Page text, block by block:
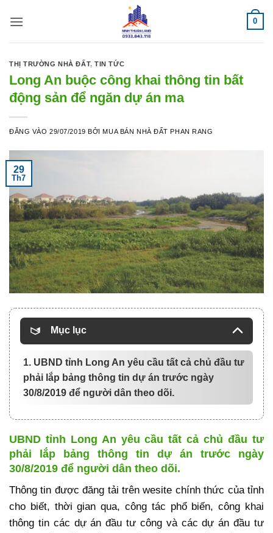
qua
0
THỊ TRƯỜNG NHÀ ĐẤT,TIN TỨC
Long An buộc công khai thông tin bất
động sản để ngăn dự án ma
ĐĂNG VÀO29/07/2019 BỞI MUA BÁN NHÀ ĐẤT PHAN RANG
29
Th7
Mục lục
1. UBND tỉnh Long An yêu cầu tất cả chủ đầu tư
phải lắp bảng thông tin dự án trước ngày
30/8/2019 để người dân theo dõi.
UBND tỉnh Long An yêu cầu tất cả chủ đầu tư
phải lắp bảng thông tin dự án trước ngày
30/8/2019 để người dân theo dõi.
Thông tin được đăng tải trên wesite chính thức của tỉnh
cho biết, thời gian qua, công tác phổ biến, công khai
thông tin các dự án đầu tư công và các dự án đầu tư